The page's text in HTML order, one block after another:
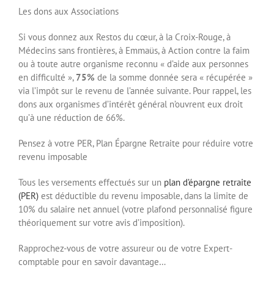
Les dons aux Associations
Si vous donnez aux Restos du cœur, à la Croix-Rouge, à
Médecins sans frontières, à Emmaüs, à Action contre la faim
ou à toute autre organisme reconnu « d’aide aux personnes
en difficulté », 75% de la somme donnée sera « récupérée »
via l’impôt sur le revenu de l’année suivante. Pour rappel, les
dons aux organismes d’intérêt général n’ouvrent eux droit
qu’à une réduction de 66%.
Pensez à votre PER, Plan Épargne Retraite pour réduire votre
revenu imposable
Tous les versements effectués sur un plan d’épargne retraite
(PER)est déductible du revenu imposable, dans la limite de
10% du salaire net annuel (votre plafond personnalisé figure
théoriquement sur votre avis d’imposition).
Rapprochez-vous de votre assureur ou de votre Expert-
comptable pour en savoir davantage…